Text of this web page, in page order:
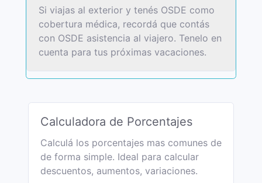
Si viajas al exterior y tenés OSDE como
cobertura médica, recordá que contás
con OSDE asistencia al viajero. Tenelo en
cuenta para tus próximas vacaciones.
Calculadora de Porcentajes
Calculá los porcentajes mas comunes de
de forma simple. Ideal para calcular
descuentos, aumentos, variaciones.